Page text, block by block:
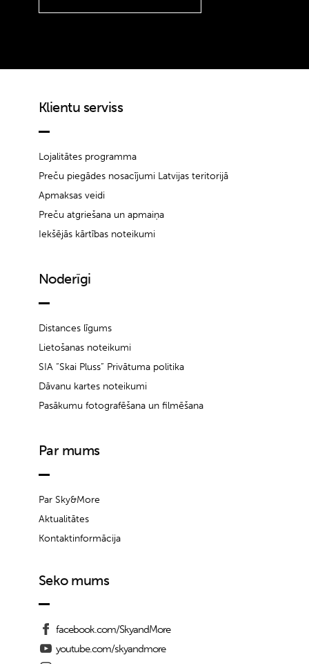
Klientu serviss
Lojalitātes programma
Preču piegādes nosacījumi Latvijas teritorijā
Apmaksas veidi
Preču atgriešana un apmaiņa
Iekšējās kārtības noteikumi
Noderīgi
Distances līgums
Lietošanas noteikumi
SIA “Skai Pluss” Privātuma politika
Dāvanu kartes noteikumi
Pasākumu fotografēšana un filmēšana
Par mums
Par Sky&More
Aktualitātes
Kontaktinformācija
Seko mums
facebook.com/SkyandMore
youtube.com/skyandmore